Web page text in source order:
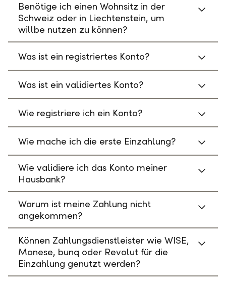
Benötige ich einen Wohnsitz in der
Schweiz oder in Liechtenstein, um
willbe nutzen zu können?
Was ist ein registriertes Konto?
Was ist ein validiertes Konto?
Wie registriere ich ein Konto?
Wie mache ich die erste Einzahlung?
Wie validiere ich das Konto meiner
Hausbank?
Warum ist meine Zahlung nicht
angekommen?
Können Zahlungsdienstleister wie WISE,
Monese, bunq oder Revolut für die
Einzahlung genutzt werden?